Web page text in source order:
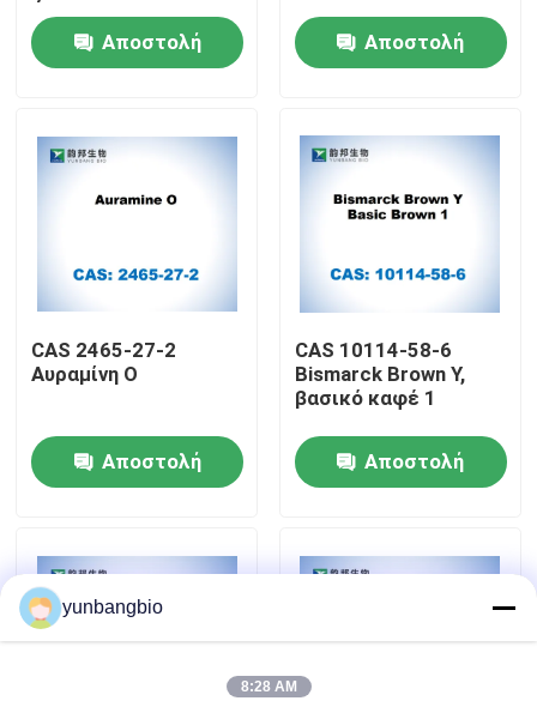
Σπίτι
Περίπου εμείς
Ειδήσεις
βιολογικοί απομονωτές
βιοχημικά αντιδραστήρια
Αποστολή
Αποστολή
CAS 2465-27-2
Αυραμίνη O
Αποστολή
CAS 10114-58-6
Bismarck Brown Y,
βασικό καφέ 1
Αποστολή
yunbangbio
8:28 AM